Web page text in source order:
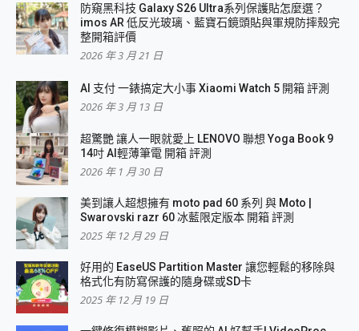
防窺黑科技 Galaxy S26 Ultra系列保護貼怎麼選？
imos AR 低反光玻璃、藍寶石鏡頭貼與軍規防摔殼完
整開箱評價
2026 年 3 月 21 日
AI 支付 一錶搞定大小事 Xiaomi Watch 5 開箱 評測
2026 年 3 月 13 日
超驚艷 讓人一眼就愛上 LENOVO 聯想 Yoga Book 9
14吋 AI輕薄筆電 開箱 評測
2026 年 1 月 30 日
美到讓人超想擁有 moto pad 60 系列 與 Moto |
Swarovski razr 60 冰藍限定版本 開箱 評測
2025 年 12 月 29 日
好用的 EaseUS Partition Master 讓您輕鬆的移除與
格式化有防寫保護的隨身碟或SD卡
2025 年 12 月 19 日